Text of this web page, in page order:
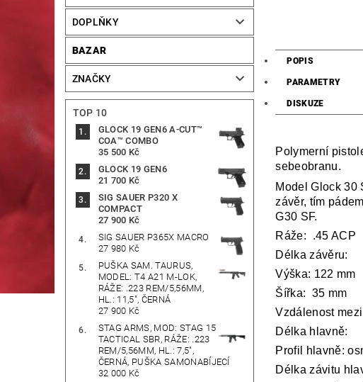
DOPLŇKY
BAZAR
ZNAČKY
TOP 10
GLOCK 19 GEN6 A-CUT™
COA™ COMBO
35 500 Kč
GLOCK 19 GEN6
21 700 Kč
SIG SAUER P320 X
COMPACT
27 900 Kč
SIG SAUER P365X MACRO
27 980 Kč
PUŠKA SAM. TAURUS,
MODEL: T4 A21 M-LOK,
RÁŽE: .223 REM/5,56MM,
HL.: 11,5", ČERNÁ
27 900 Kč
STAG ARMS, MOD: STAG 15
TACTICAL SBR, RÁŽE: .223
REM/5,56MM, HL.: 7,5",
ČERNÁ, PUŠKA SAMONABÍJECÍ
32 000 Kč
POPIS
PARAMETRY
DISKUZE
Polymerní
sebeobranu.
Model Glock 30
závěr, tím
G30 SF.
Ráže: .45 ACP
Délka
Výška: 122 mm
Šířka: 35 mm
Vzdálenost
Délka
Profil hlavně:
Délka závitu